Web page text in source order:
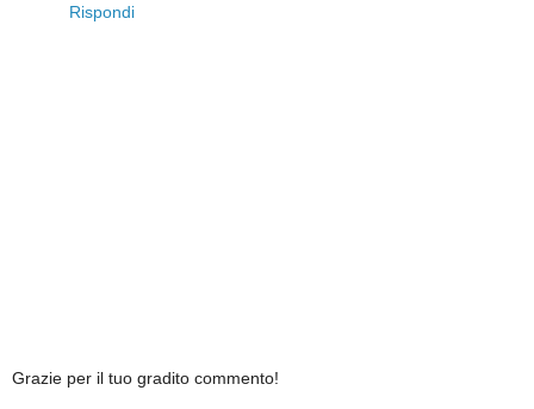
Rispondi
Grazie per il tuo gradito commento!